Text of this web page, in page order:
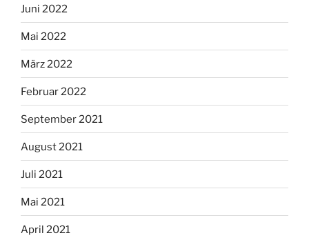
Juni 2022
Mai 2022
März 2022
Februar 2022
September 2021
August 2021
Juli 2021
Mai 2021
April 2021